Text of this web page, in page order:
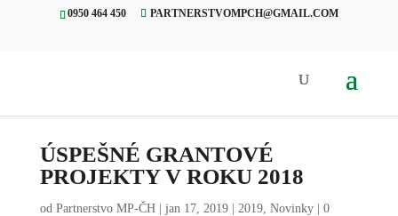
0950 464 450 PARTNERSTVOMPCH@GMAIL.COM
ÚSPEŠNÉ GRANTOVÉ
PROJEKTY V ROKU 2018
od Partnerstvo MP-ČH| jan 17, 2019| 2019, Novinky| 0